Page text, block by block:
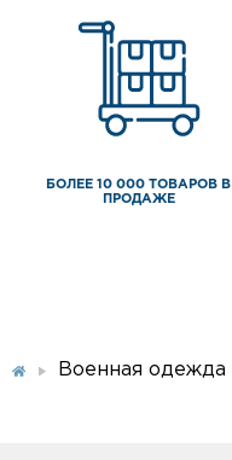
БОЛЕЕ 10 000 ТОВАРОВ В
ПРОДАЖЕ
Военная одежда